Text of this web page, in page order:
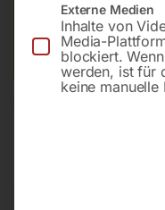
Versandkosten
Bitte beachten Sie: Die
Andere Länder können
Externe Medien
Inhalte von
Media-
blockiert.
werden, ist für
keine